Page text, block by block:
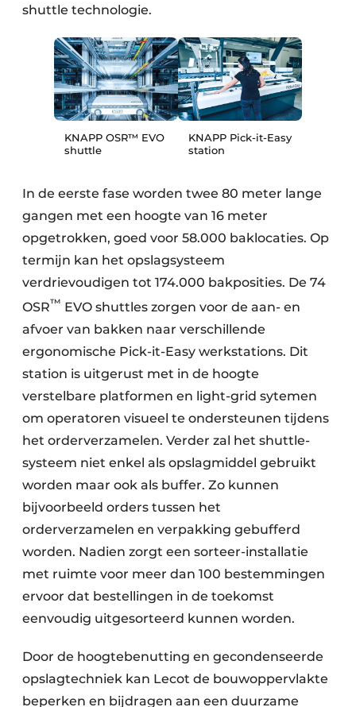
shuttle technologie.
KNAPP OSR™ EVO
shuttle
KNAPP Pick-it-Easy
station
In de eerste fase worden twee 80 meter lange
gangen met een hoogte van 16 meter
opgetrokken, goed voor 58.000 baklocaties. Op
termijn kan het opslagsysteem
verdrievoudigen tot 174.000 bakposities. De 74
OSR™ EVO shuttles zorgen voor de aan- en
afvoer van bakken naar verschillende
ergonomische Pick-it-Easy werkstations. Dit
station is uitgerust met in de hoogte
verstelbare platformen en light-grid sytemen
om operatoren visueel te ondersteunen tijdens
het orderverzamelen. Verder zal het shuttle-
systeem niet enkel als opslagmiddel gebruikt
worden maar ook als buffer. Zo kunnen
bijvoorbeeld orders tussen het
orderverzamelen en verpakking gebufferd
worden. Nadien zorgt een sorteer-installatie
met ruimte voor meer dan 100 bestemmingen
ervoor dat bestellingen in de toekomst
eenvoudig uitgesorteerd kunnen worden.
Door de hoogtebenutting en gecondenseerde
opslagtechniek kan Lecot de bouwoppervlakte
beperken en bijdragen aan een duurzame